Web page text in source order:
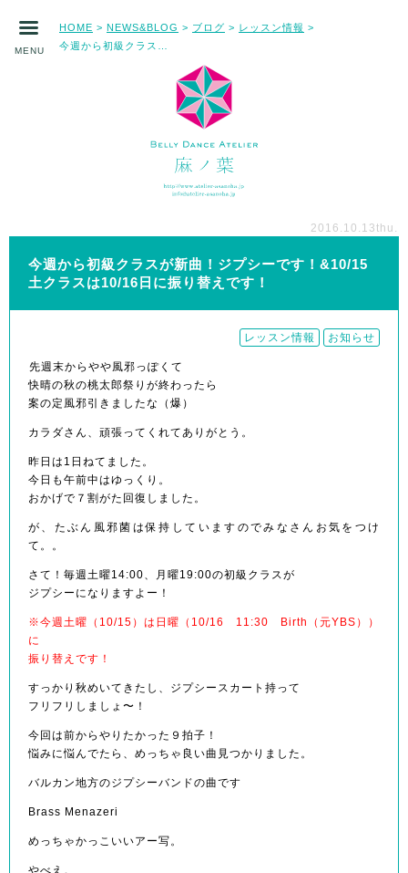
MENU
HOME > NEWS&BLOG > ブログ > レッスン情報 >
2016.10.13thu.
今週から初級クラスが新曲！ジプシーです！&10/15
土クラスは10/16日に振り替えです！
レッスン情報 お知らせ
先週末からやや風邪っぽくて
快晴の秋の桃太郎祭りが終わったら
案の定風邪引きましたな（爆）
カラダさん、頑張ってくれてありがとう。
昨日は1日ねてました。
今日も午前中はゆっくり。
おかげで７割がた回復しました。
が、たぶん風邪菌は保持していますのでみなさんお気をつけ
て。。
さて！毎週土曜14:00、月曜19:00の初級クラスが
ジプシーになりますよー！
※今週土曜（10/15）は日曜（10/16 11:30 Birth（元YBS））
に
振り替えです！
すっかり秋めいてきたし、ジプシースカート持って
フリフリしましょ〜！
今回は前からやりたかった９拍子！
悩みに悩んでたら、めっちゃ良い曲見つかりました。
バルカン地方のジプシーバンドの曲です
Brass Menazeri
めっちゃかっこいいアー写。
やべえ。